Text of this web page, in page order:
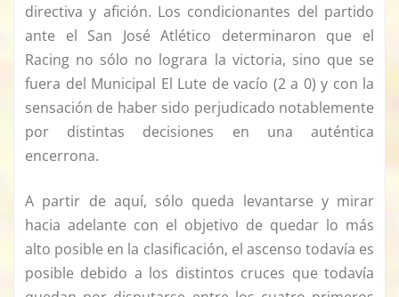
directiva y afición. Los condicionantes del partido
ante el San José Atlético determinaron que el
Racing no sólo no lograra la victoria, sino que se
fuera del Municipal El Lute de vacío (2 a 0) y con la
sensación de haber sido perjudicado notablemente
por distintas decisiones en una auténtica
encerrona.
A partir de aquí, sólo queda levantarse y mirar
hacia adelante con el objetivo de quedar lo más
alto posible en la clasificación, el ascenso todavía es
posible debido a los distintos cruces que todavía